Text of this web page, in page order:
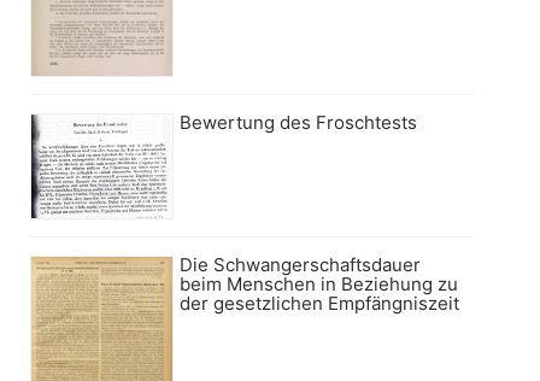
Bewertung des Froschtests
Die Schwangerschaftsdauer
beim Menschen in Beziehung zu
der gesetzlichen Empfängniszeit